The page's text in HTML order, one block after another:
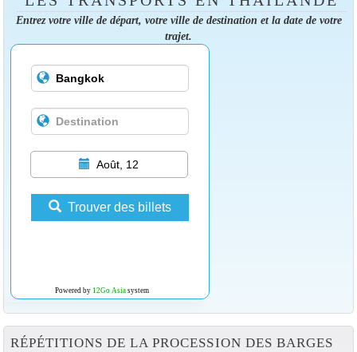
Entrez votre ville de départ, votre ville de destination et la date de votre
trajet.
Août, 12
Trouver des billets
Powered by 12Go Asiasystem
RÉPÉTITIONS DE LA PROCESSION DES BARGES